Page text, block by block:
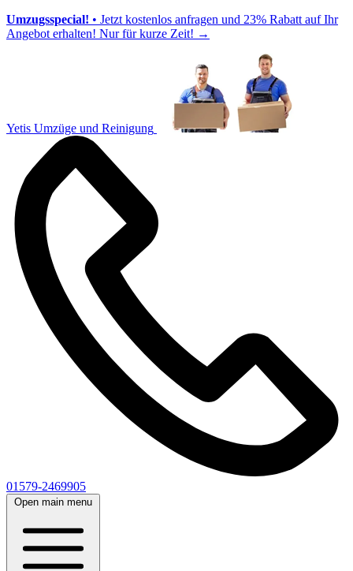
Umzugsspecial! • Jetzt kostenlos anfragen und 23% Rabatt auf Ihr
Angebot erhalten! Nur für kurze Zeit! →
Yetis Umzüge und Reinigung
01579-2469905
Open main menu